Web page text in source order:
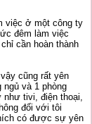
việc ở một công ty
đêm làm việc
cần hoàn thành
cũng rất yên
và 1 phòng
như tivi, điện thoại,
đối với tôi
có được sự yên